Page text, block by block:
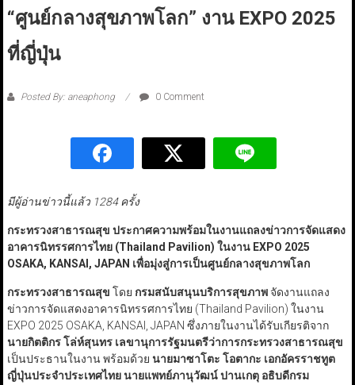
“ศูนย์กลางสุขภาพโลก” งาน EXPO 2025
ที่ญี่ปุ่น
Posted By: aneaphong 0 Comment
มีผู้อ่านข่าวนี้แล้ว 1284 ครั้ง
กระทรวงสาธารณสุข ประกาศความพร้อมในงานแถลงข่าวการจัดแสดง
อาคารนิทรรศการไทย (Thailand Pavilion) ในงาน EXPO 2025
OSAKA, KANSAI, JAPAN เพื่อมุ่งสู่การเป็นศูนย์กลางสุขภาพโลก
กระทรวงสาธารณสุข โดย กรมสนับสนุนบริการสุขภาพจัดงานแถลง
ข่าวการจัดแสดงอาคารนิทรรศการไทย (Thailand Pavilion) ในงาน
EXPO 2025 OSAKA, KANSAI, JAPAN ซึ่งภายในงานได้รับเกียรติจาก
นายกิตติกร โล่ห์สุนทร เลขานุการรัฐมนตรีว่าการกระทรวงสาธารณสุข
เป็นประธานในงาน พร้อมด้วย นายมาซาโตะ โอตากะ เอกอัครราชทูต
ญี่ปุ่นประจำประเทศไทย นายแพทย์ภานุวัฒน์ ปานเกตุ อธิบดีกรม